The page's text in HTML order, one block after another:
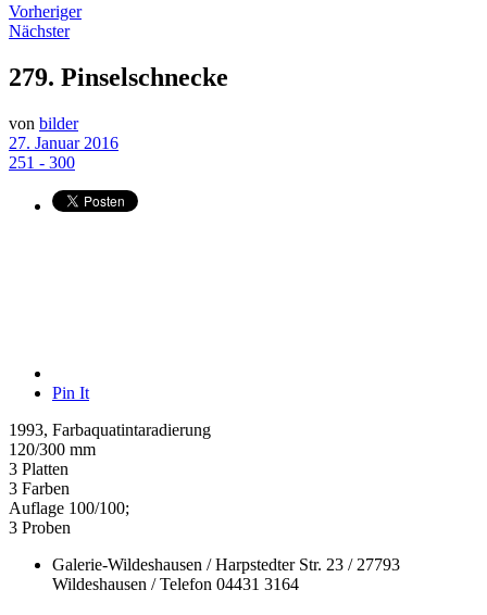
Vorheriger
Nächster
279. Pinselschnecke
von bilder
27. Januar 2016
251 - 300
Pin It
1993, Farbaquatintaradierung
120/300 mm
3 Platten
3 Farben
Auflage 100/100;
3 Proben
Galerie-Wildeshausen / Harpstedter Str. 23 / 27793
Wildeshausen / Telefon 04431 3164